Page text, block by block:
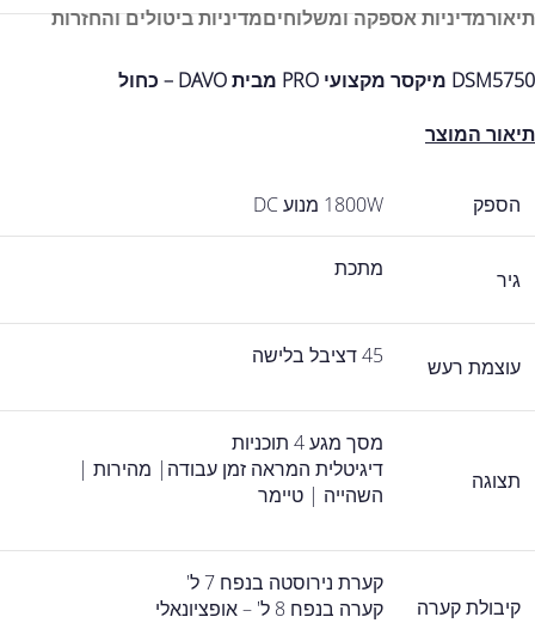
תיאורמדיניות אספקה ומשלוחיםמדיניות ביטולים והחזרות
DSM5750 מיקסר מקצועי PRO מבית DAVO – כחול
תיאור המוצר
הספק 1800W מנוע DC
גיר מתכת
עוצמת רעש 45 דציבל בלישה
תצוגה
מסך מגע 4 תוכניות
דיגיטלית המראה זמן עבודה| מהירות |
השהייה | טיימר
קיבולת קערה
קערת נירוסטה בנפח 7 ל'
קערה בנפח 8 ל' – אופציונאלי